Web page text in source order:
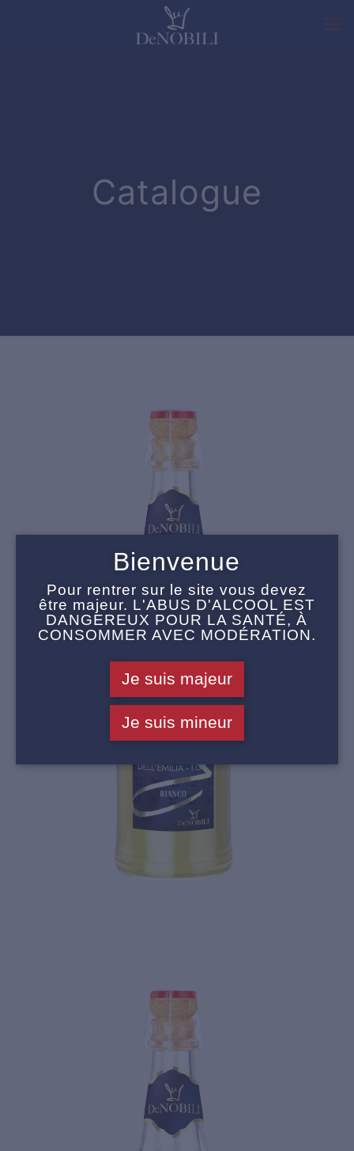
Catalogue
Bienvenue
Pour rentrer sur le site vous devez
être majeur. L'ABUS D'ALCOOL EST
DANGEREUX POUR LA SANTÉ, À
CONSOMMER AVEC MODÉRATION.
Je suis majeur
Je suis mineur